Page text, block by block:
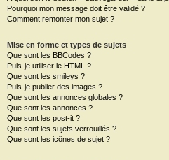
Pourquoi mon message doit être validé ?
Comment remonter mon sujet ?
Mise en forme et types de sujets
Que sont les BBCodes ?
Puis-je utiliser le HTML ?
Que sont les smileys ?
Puis-je publier des images ?
Que sont les annonces globales ?
Que sont les annonces ?
Que sont les post-it ?
Que sont les sujets verrouillés ?
Que sont les icônes de sujet ?